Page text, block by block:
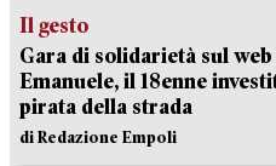
Il gesto
Gara di solidarietà sul
Emanuele, il 18enne
pirata della strada
di Redazione Empoli